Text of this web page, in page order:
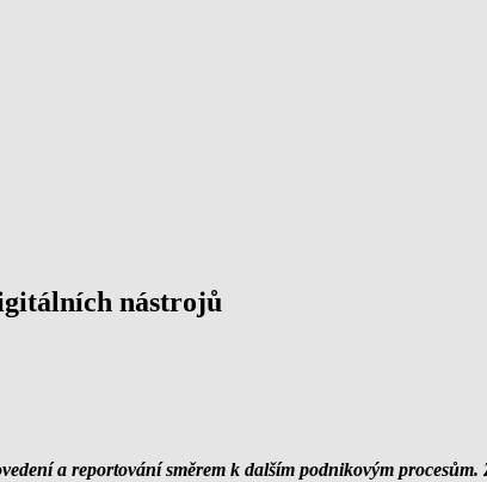
nástrojů
a reportování směrem k dalším podnikovým